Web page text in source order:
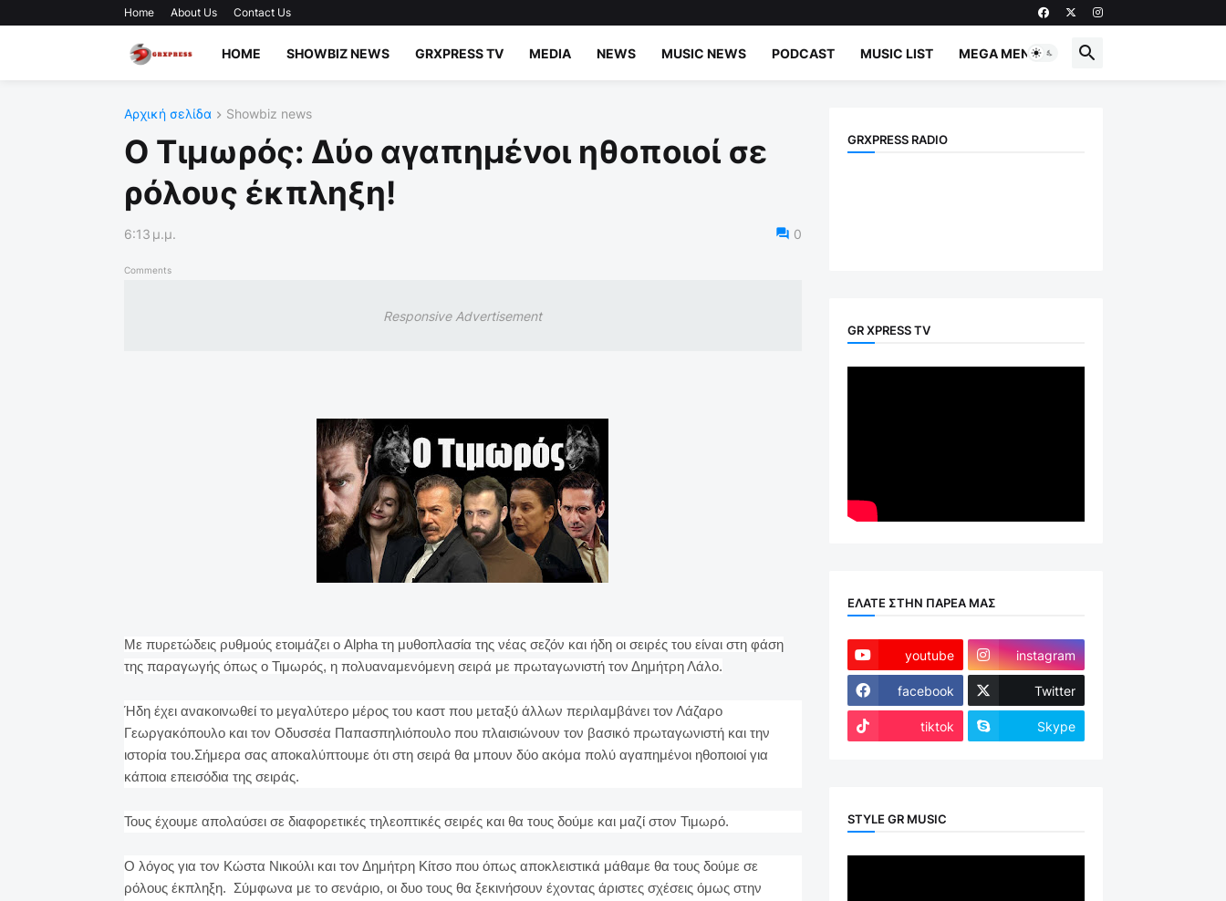
Home About Us Contact Us
HOME SHOWBIZ NEWS GRXPRESS TV MEDIA NEWS MUSIC NEWS PODCAST MUSIC LIST MEGA MENU
Αρχική σελίδα Showbiz news
Ο Τιμωρός: Δύο αγαπημένοι ηθοποιοί σε
ρόλους έκπληξη!
6:13 μ.μ. 0
Comments
Responsive Advertisement
Με πυρετώδεις ρυθμούς ετοιμάζει ο Alpha τη μυθοπλασία της νέας σεζόν και ήδη οι σειρές του είναι στη φάση
της παραγωγής όπως ο Τιμωρός, η πολυαναμενόμενη σειρά με πρωταγωνιστή τον Δημήτρη Λάλο.
Ήδη έχει ανακοινωθεί το μεγαλύτερο μέρος του καστ που μεταξύ άλλων περιλαμβάνει τον Λάζαρο
Γεωργακόπουλο και τον Οδυσσέα Παπασπηλιόπουλο που πλαισιώνουν τον βασικό πρωταγωνιστή και την
ιστορία του.Σήμερα σας αποκαλύπτουμε ότι στη σειρά θα μπουν δύο ακόμα πολύ αγαπημένοι ηθοποιοί για
κάποια επεισόδια της σειράς.
Τους έχουμε απολαύσει σε διαφορετικές τηλεοπτικές σειρές και θα τους δούμε και μαζί στον Τιμωρό.
Ο λόγος για τον Κώστα Νικούλι και τον Δημήτρη Κίτσο που όπως αποκλειστικά μάθαμε θα τους δούμε σε
ρόλους έκπληξη. Σύμφωνα με το σενάριο, οι δυο τους θα ξεκινήσουν έχοντας άριστες σχέσεις όμως στην
GRXPRESS RADIO
GR XPRESS TV
ΕΛΑΤΕ ΣΤΗΝ ΠΑΡΕΑ ΜΑΣ
youtube instagram
facebook Twitter
tiktok Skype
STYLE GR MUSIC